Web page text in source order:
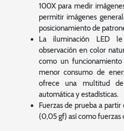
100X para medir
permitir imágenes
posicionamiento de
La iluminación LED
observación en color
como un
menor consumo de
ofrece una multitud
automática y estadísticas.
Fuerzas de prueba a
(0,05 gf) así como fuerzas